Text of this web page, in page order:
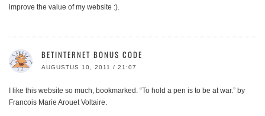
improve the value of my website :).
BETINTERNET BONUS CODE
AUGUSTUS 10, 2011 / 21:07
I like this website so much, bookmarked. “To hold a pen is to be at war.” by
Francois Marie Arouet Voltaire.